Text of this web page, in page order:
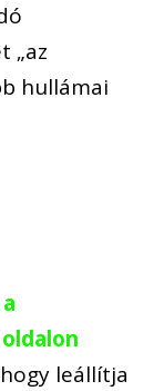
„az
hullámai
leállítja